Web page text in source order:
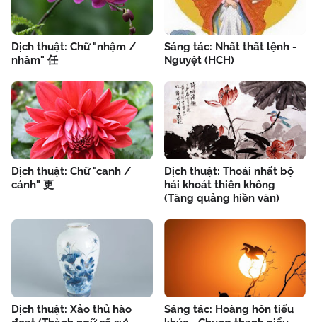
Dịch thuật: Chữ "nhậm /
nhâm" 任
Sáng tác: Nhất thất lệnh -
Nguyệt (HCH)
Dịch thuật: Chữ "canh /
cánh" 更
Dịch thuật: Thoái nhất bộ
hải khoát thiên không
(Tăng quảng hiền văn)
Dịch thuật: Xảo thủ hào
Sáng tác: Hoàng hôn tiểu